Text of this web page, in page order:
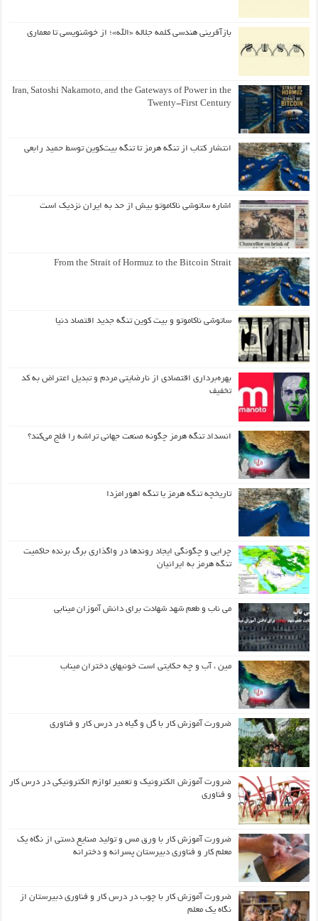
بازآفرینی هندسی کلمه جلاله «الله»؛ از خوشنویسی تا معماری
Iran, Satoshi Nakamoto, and the Gateways of Power in the
Twenty-First Century
انتشار کتاب از تنگه هرمز تا تنگه بیت‌کوین توسط حمید رابعی
اشاره ساتوشی ناکاموتو بیش از حد به ایران نزدیک است
From the Strait of Hormuz to the Bitcoin Strait
ساتوشی ناکاموتو و بیت کوین تنگه جدید اقتصاد دنیا
بهره‌برداری اقتصادی از نارضایتی مردم و تبدیل اعتراض به کد
تخفیف
انسداد تنگه هرمز چگونه صنعت جهانی تراشه را فلج می‌کند؟
تاریخچه تنگه هرمز یا تنگه اهورامزدا
چرایی و چگونگی ایجاد روندها در واگذاری برگ برنده حاکمیت
تنگه هرمز به ایرانیان
می ناب و طعم شهد شهادت برای دانش آموزان مینابی
مین ، آب و چه حکایتی است خونبهای دختران میناب
ضرورت آموزش کار با گل و گیاه در درس کار و فناوری
ضرورت آموزش الکترونیک و تعمیر لوازم الکترونیکی در درس کار
و فناوری
ضرورت آموزش کار با ورق مس و تولید صنایع دستی از نگاه یک
معلم کار و فناوری دبیرستان پسرانه و دخترانه
ضرورت آموزش کار با چوب در درس کار و فناوری دبیرستان از
نگاه یک معلم